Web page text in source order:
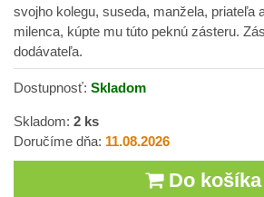
svojho kolegu, suseda, manžela, priateľa
milenca, kúpte mu túto peknú zásteru.
dodávateľa.
Dostupnosť: Skladom
Skladom: 2 ks
Doručíme dňa: 11.08.2026
Do košíka